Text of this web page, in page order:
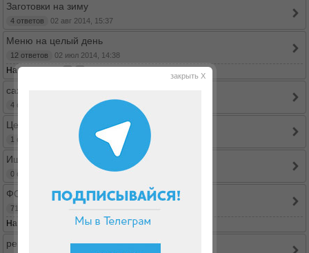
Заготовки на зиму
4 ответов 02 авг 2014, 15:37
Меню на целый день
12 ответов 02 июл 2014, 14:38
На страницу:
сахзам и выпечка
4 ответов 21 июн 2014, 18:30
Целиакия
1 ответов 08 май 2014, 12:08
Ищу рецепт пряного хлеба
0 ответов 03 май 2014, 21:32
ФОТОотчет - Ваш завтрак!
71 ответов 29 апр 2014, 17:33
На страницу: ... 6 8
рецепт плавленного сыра
закрыть X